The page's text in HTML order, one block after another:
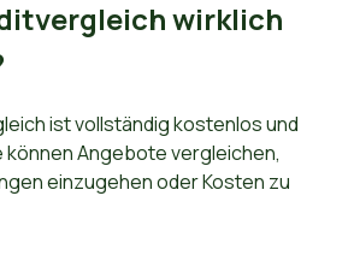
wirklich
ist vollständig kostenlos und
können Angebote vergleichen,
einzugehen oder Kosten zu